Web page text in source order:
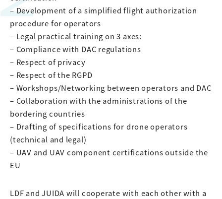
– Development of a simplified flight authorization
procedure for operators
– Legal practical training on 3 axes:
– Compliance with DAC regulations
– Respect of privacy
– Respect of the RGPD
– Workshops/Networking between operators and DAC
– Collaboration with the administrations of the
bordering countries
– Drafting of specifications for drone operators
(technical and legal)
– UAV and UAV component certifications outside the
EU
LDF and JUIDA will cooperate with each other with a